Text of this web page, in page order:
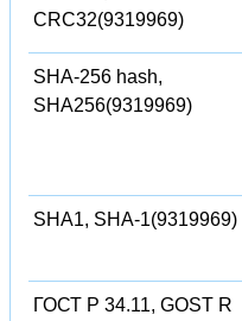
CRC32(9319969)
SHA-256 hash,
SHA256(9319969)
SHA1, SHA-1(9319969)
ГОСТ Р 34.11, GOST R